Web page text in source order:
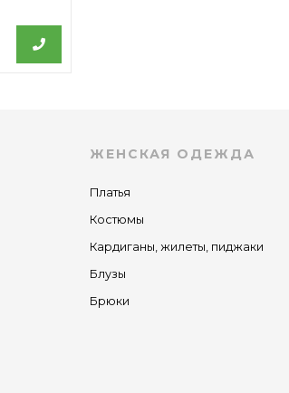
ЖЕНСКАЯ ОДЕЖДА
Платья
Костюмы
Кардиганы, жилеты, пиджаки
Блузы
Брюки